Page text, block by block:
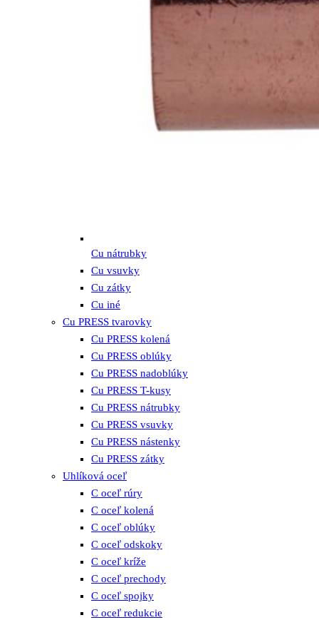
Cu nátrubky
Cu vsuvky
Cu zátky
Cu iné
Cu PRESS tvarovky
Cu PRESS kolená
Cu PRESS oblúky
Cu PRESS nadoblúky
Cu PRESS T-kusy
Cu PRESS nátrubky
Cu PRESS vsuvky
Cu PRESS nástenky
Cu PRESS zátky
Uhlíková oceľ
C oceľ rúry
C oceľ kolená
C oceľ oblúky
C oceľ odskoky
C oceľ kríže
C oceľ prechody
C oceľ spojky
C oceľ redukcie